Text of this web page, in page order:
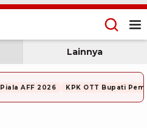
Lainnya
Piala AFF 2026 KPK OTT Bupati